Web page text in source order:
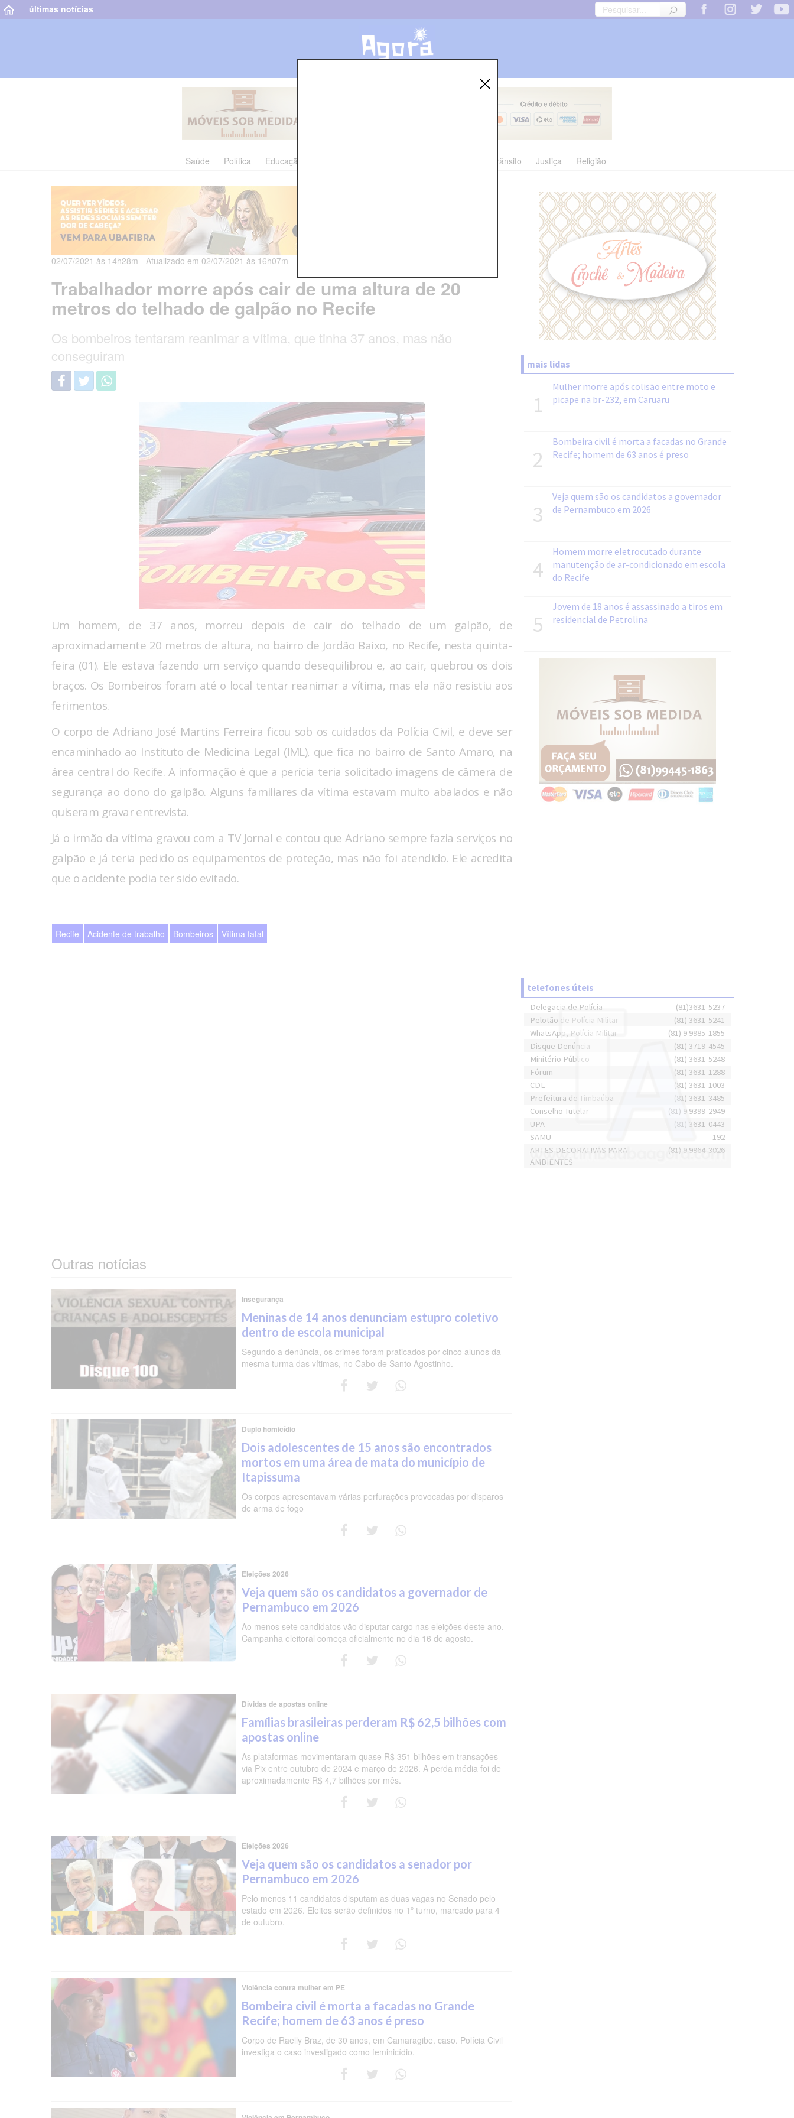
últimas notícias
Saúde Política Educação Trânsito Justiça Religião
02/07/2021 às 14h28m - Atualizado em 02/07/2021 às 16h07m
Trabalhador morre após cair de uma altura de 20
metros do telhado de galpão no Recife
Os bombeiros tentaram reanimar a vítima, que tinha 37 anos, mas não
conseguiram
Um homem, de 37 anos, morreu depois de cair do telhado de um galpão, de
aproximadamente 20 metros de altura, no bairro de Jordão Baixo, no Recife, nesta quinta-
feira (01). Ele estava fazendo um serviço quando desequilibrou e, ao cair, quebrou os dois
braços. Os Bombeiros foram até o local tentar reanimar a vítima, mas ela não resistiu aos
ferimentos.
O corpo de Adriano José Martins Ferreira ficou sob os cuidados da Polícia Civil, e deve ser
encaminhado ao Instituto de Medicina Legal (IML), que fica no bairro de Santo Amaro, na
área central do Recife. A informação é que a perícia teria solicitado imagens de câmera de
segurança ao dono do galpão. Alguns familiares da vítima estavam muito abalados e não
quiseram gravar entrevista.
Já o irmão da vítima gravou com a TV Jornal e contou que Adriano sempre fazia serviços no
galpão e já teria pedido os equipamentos de proteção, mas não foi atendido. Ele acredita
que o acidente podia ter sido evitado.
Recife Acidente de trabalho Bombeiros Vítima fatal
Outras notícias
Insegurança
Meninas de 14 anos denunciam estupro coletivo
dentro de escola municipal
Segundo a denúncia, os crimes foram praticados por cinco alunos da
mesma turma das vítimas, no Cabo de Santo Agostinho.
Duplo homicídio
Dois adolescentes de 15 anos são encontrados
mortos em uma área de mata do município de
Itapissuma
Os corpos apresentavam várias perfurações provocadas por disparos
de arma de fogo
Eleições 2026
Veja quem são os candidatos a governador de
Pernambuco em 2026
Ao menos sete candidatos vão disputar cargo nas eleições deste ano.
Campanha eleitoral começa oficialmente no dia 16 de agosto.
Dívidas de apostas online
Famílias brasileiras perderam R$ 62,5 bilhões com
apostas online
As plataformas movimentaram quase R$ 351 bilhões em transações
via Pix entre outubro de 2024 e março de 2026. A perda média foi de
aproximadamente R$ 4,7 bilhões por mês.
Eleições 2026
Veja quem são os candidatos a senador por
Pernambuco em 2026
Pelo menos 11 candidatos disputam as duas vagas no Senado pelo
estado em 2026. Eleitos serão definidos no 1º turno, marcado para 4
de outubro.
Violência contra mulher em PE
Bombeira civil é morta a facadas no Grande
Recife; homem de 63 anos é preso
Corpo de Raelly Braz, de 30 anos, em Camaragibe. caso. Polícia Civil
investiga o caso investigado como feminicídio.
mais lidas
1
Mulher morre após colisão entre moto e
picape na br-232, em Caruaru
2
Bombeira civil é morta a facadas no Grande
Recife; homem de 63 anos é preso
3
Veja quem são os candidatos a governador
de Pernambuco em 2026
4
Homem morre eletrocutado durante
manutenção de ar-condicionado em escola
do Recife
5
Jovem de 18 anos é assassinado a tiros em
residencial de Petrolina
telefones úteis
Delegacia de Polícia
(81)3631-5237
Pelotão de Polícia Militar
(81) 3631-5241
WhatsApp, Polícia Militar
(81) 9 9985-1855
Disque Denúncia
(81) 3719-4545
Minitério Público
(81) 3631-5248
Fórum
(81) 3631-1288
CDL
(81) 3631-1003
Prefeitura de Timbaúba
(81) 3631-3485
Conselho Tutelar
(81) 9 9399-2949
UPA
(81) 3631-0443
SAMU
192
ARTES DECORATIVAS PARA
AMBIENTES
(81) 9 9964-3026